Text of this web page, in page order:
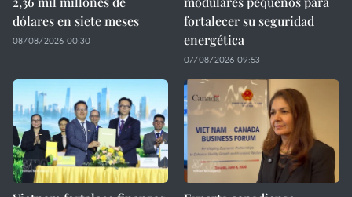
dólares en siete meses
08/08/2026 00:30
fortalecer su seguridad
energética
07/08/2026 09:53